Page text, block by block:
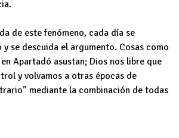
de este fenómeno, cada día se
se descuida el argumento. Cosas como
Apartadó asustan; Dios nos libre que
y volvamos a otras épocas de
mediante la combinación de todas